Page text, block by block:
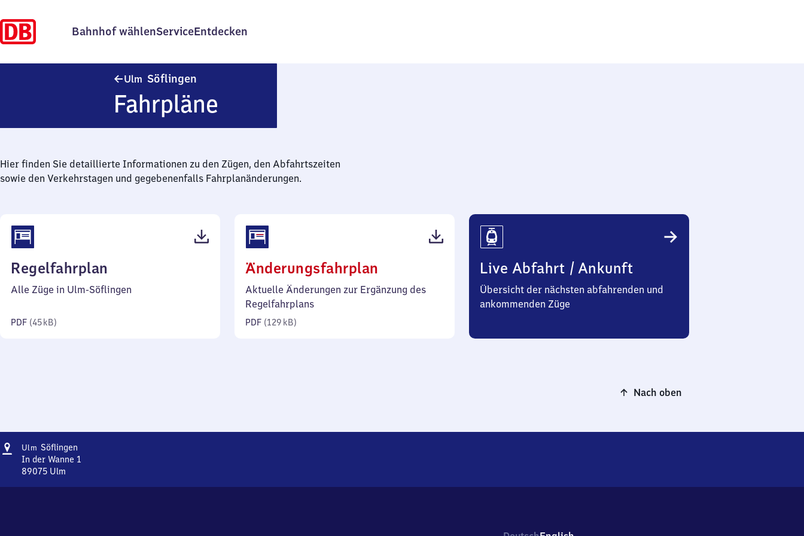
Bahnhof wählenServiceEntdecken
Ulm Söflingen
Fahrpläne
Hier finden Sie detaillierte Informationen zu den Zügen, den Abfahrtszeiten
sowie den Verkehrstagen und gegebenenfalls Fahrplanänderungen.
Regelfahrplan
45
Alle Züge in Ulm-Söflingen
PDF (45 kB)
Änderungsfahrplan
129
Aktuelle Änderungen zur Ergänzung des
Regelfahrplans
PDF (129 kB)
Live Abfahrt / Ankunft
Übersicht der nächsten abfahrenden und
ankommenden Züge
Nach oben
Adresse
Ulm SöflingenUlm-
Söflingen
In der Wanne 1
89075 Ulm